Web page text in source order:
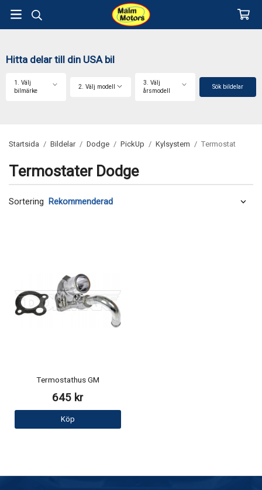
Hitta delar till din USA bil
1. Välj
bilmärke
2. Välj modell
3. Välj
årsmodell
Sök bildelar
Startsida / Bildelar / Dodge / PickUp / Kylsystem / Termostat
Termostater Dodge
Sortering
Termostathus GM
645 kr
Köp